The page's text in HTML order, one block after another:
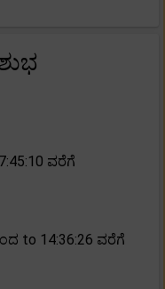
ವರೆಗೆ
to 14:36:26 ವರೆಗೆ